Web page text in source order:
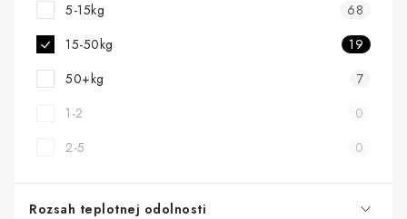
5-15kg
68
15-50kg
19
50+kg
7
1-2
0
2-5
0
Rozsah teplotnej odolnosti